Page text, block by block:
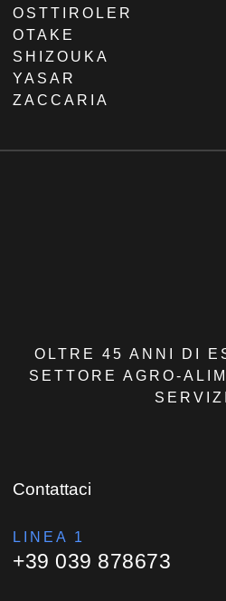
OSTTIROLER
OTAKE
SHIZOUKA
YASAR
ZACCARIA
OLTRE 45 ANNI DI
SETTORE AGRO-
Contattaci
LINEA 1
+39 039 878673